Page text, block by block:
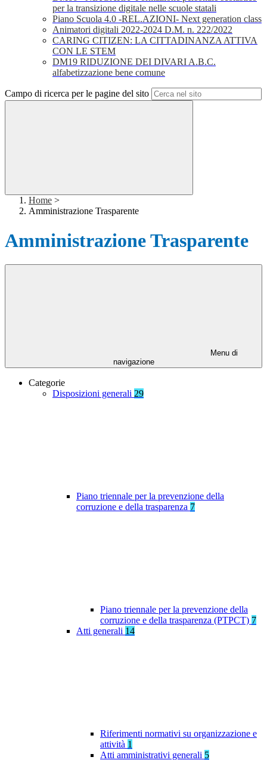
per la transizione digitale nelle scuole statali
Piano Scuola 4.0 -REL.AZIONI- Next generation class
Animatori digitali 2022-2024 D.M. n. 222/2022
CARING CITIZEN: LA CITTADINANZA ATTIVA
CON LE STEM
DM19 RIDUZIONE DEI DIVARI A.B.C.
alfabetizzazione bene comune
Campo di ricerca per le pagine del sito
Home >
Amministrazione Trasparente
Amministrazione Trasparente
Menu di
navigazione
Categorie
Disposizioni generali 29
Piano triennale per la prevenzione della
corruzione e della trasparenza 7
Piano triennale per la prevenzione della
corruzione e della trasparenza (PTPCT) 7
Atti generali 14
Riferimenti normativi su organizzazione e
attività 1
Atti amministrativi generali 5